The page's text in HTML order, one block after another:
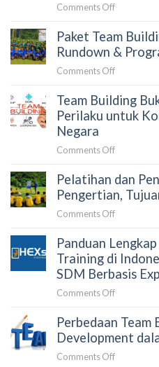
untuk
Panduan
HRD
dan
Comments Offon
Outbound
Training
Perusahaan
Penentu
dan
Anggaran
Paket Team
Rundown &
Comments Offon
Team
Building
Program
Team
Building
Team Building
Perilaku untuk
Negara
Comments Offon
Building
Bukan
Outing:
untuk
Korporasi
dan
Lembaga
Pelatihan dan
Pengertian,
Comments Offon
dan
SDM:
Pengertian,
Tren
L&D
2026
Panduan
Training di
SDM Berbasis
Comments Offon
Lengkap
Memilih
Perbedaan Team
Development
Comments Offon